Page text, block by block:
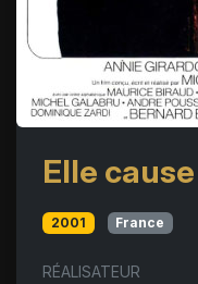
Elle
2001 France
RÉALISATEUR